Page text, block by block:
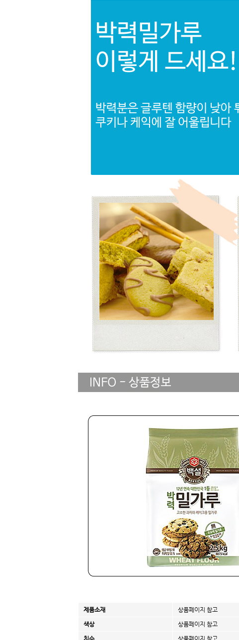
제품소재 상품페이지 참고
색상 상품페이지 참고
치수 상품페이지 참고